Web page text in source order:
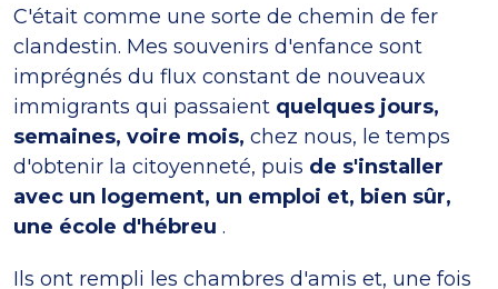
C'était comme une sorte de chemin de fer
clandestin. Mes souvenirs d'enfance sont
imprégnés du flux constant de nouveaux
immigrants qui passaient quelques jours,
semaines, voire mois, chez nous, le temps
d'obtenir la citoyenneté, puis de s'installer
avec un logement, un emploi et, bien sûr,
une école d'hébreu .
Ils ont rempli les chambres d'amis et, une fois